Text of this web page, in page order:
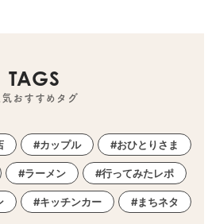
TAGS
気おすすめタグ
カップル おひとりさま
ラーメン 行ってみたレポ
キッチンカー まちネタ